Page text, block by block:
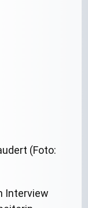
Interview